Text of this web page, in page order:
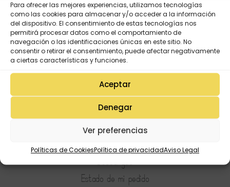
Para ofrecer las mejores experiencias, utilizamos tecnologías
como las cookies para almacenar y/o acceder a la información
del dispositivo. El consentimiento de estas tecnologías nos
permitirá procesar datos como el comportamiento de
navegación o las identificaciones únicas en este sitio. No
consentir o retirar el consentimiento, puede afectar negativamente
a ciertas características y funciones.
Aceptar
Denegar
Ver preferencias
Políticas de CookiesPolítica de privacidadAviso Legal
Mi Cuenta
Lista de deseos
Mi Perfil
Descargas
Estado de mi pedido